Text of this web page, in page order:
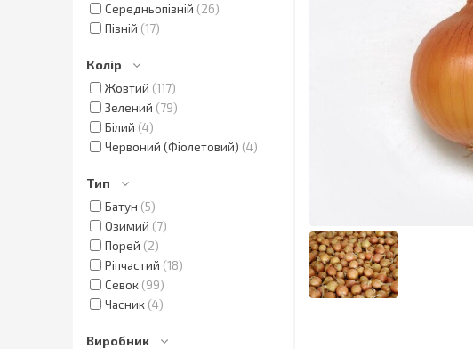
Середньопізній
26
Пізній 17
Колір
Жовтий 117
Зелений
79
Білий 4
Червоний (Фіолетовий) 4
Тип
Батун
5
Озимий
7
Порей
2
Ріпчастий 18
Севок 99
Часник 4
Виробник